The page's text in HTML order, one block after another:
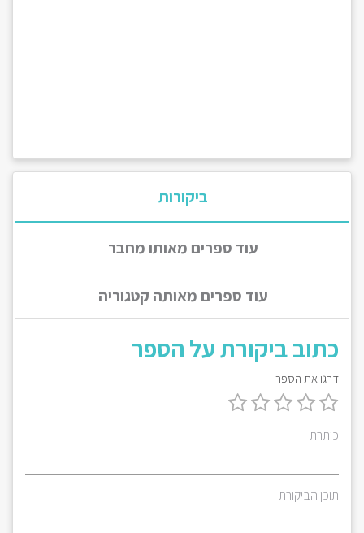
ביקורות
עוד ספרים מאותו מחבר
עוד ספרים מאותה קטגוריה
כתוב ביקורת על הספר
דרגו את הספר
כותרת
תוכן הביקורת